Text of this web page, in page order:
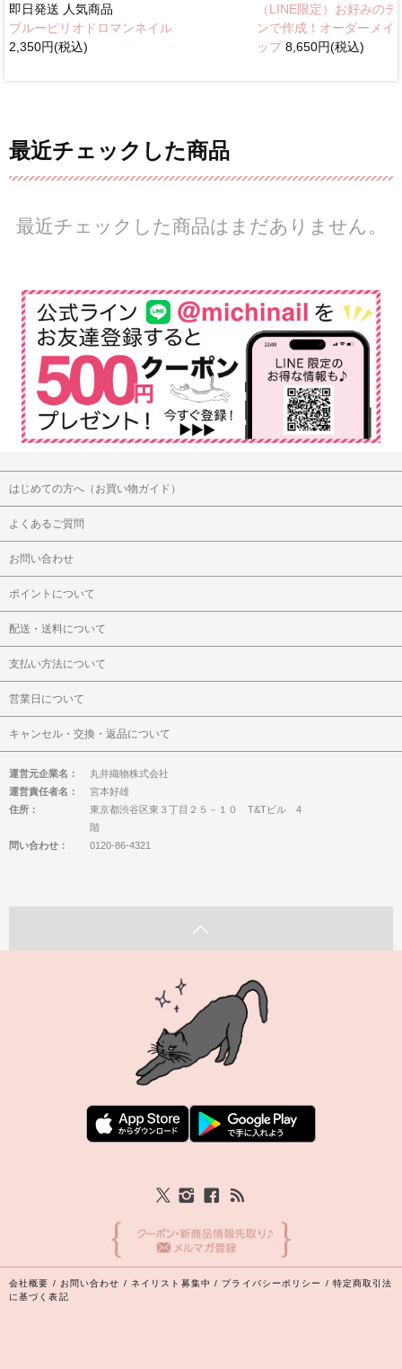
即日発送 人気商品
ブルーピリオドロマンネイル
2,350円(税込)
（LINE限定）お好みのデ
ンで作成！オーダーメイ
ップ8,650円(税込)
最近チェックした商品
最近チェックした商品はまだありません。
はじめての方へ（お買い物ガイド）
よくあるご質問
お問い合わせ
ポイントについて
配送・送料について
支払い方法について
営業日について
キャンセル・交換・返品について
運営元企業名：
丸井織物株式会社
運営責任者名：
宮本好雄
住所：
東京都渋谷区東３丁目２５－１０ T&Tビル 4
階
問い合わせ：
0120-86-4321
会社概要 / お問い合わせ / ネイリスト募集中 / プライバシーポリシー / 特定商取引法
に基づく表記